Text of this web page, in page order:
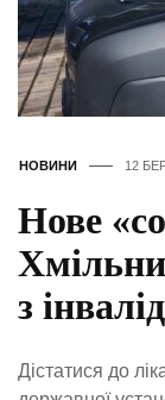
НОВИНИ 12
Нове
з
Дістатися до